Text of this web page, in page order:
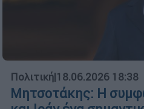
Πολιτική|18.06.2026 18:38
Μητσοτάκης: Η